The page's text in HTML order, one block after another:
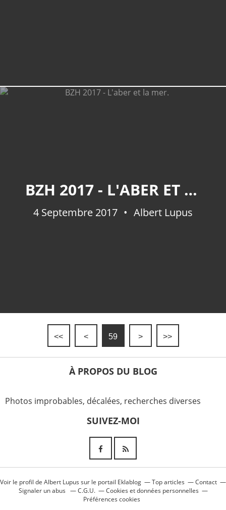
BZH 2017 - L'ABER ET LA MER.
4 Septembre 2017 Albert Lupus
<< < 59 > >>
À PROPOS DU BLOG
Photos improbables, décalées, recherches diverses
SUIVEZ-MOI
Voir le profil de Albert Lupus sur le portail Eklablog Top articles
Contact
Signaler un abus
C.G.U.
Cookies et données personnelles
Préférences cookies